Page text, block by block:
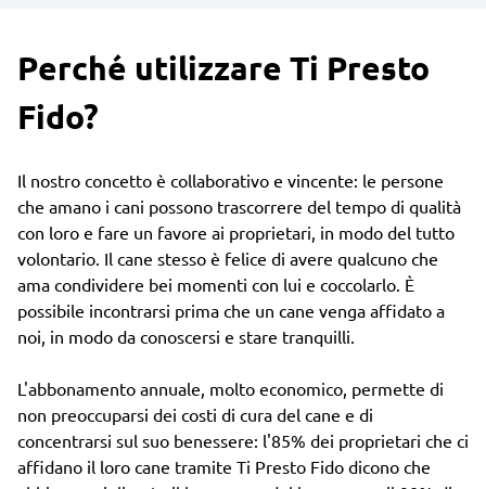
Perché utilizzare Ti Presto
Fido?
Il nostro concetto è collaborativo e vincente: le persone
che amano i cani possono trascorrere del tempo di qualità
con loro e fare un favore ai proprietari, in modo del tutto
volontario. Il cane stesso è felice di avere qualcuno che
ama condividere bei momenti con lui e coccolarlo. È
possibile incontrarsi prima che un cane venga affidato a
noi, in modo da conoscersi e stare tranquilli.
L'abbonamento annuale, molto economico, permette di
non preoccuparsi dei costi di cura del cane e di
concentrarsi sul suo benessere: l'85% dei proprietari che ci
affidano il loro cane tramite Ti Presto Fido dicono che